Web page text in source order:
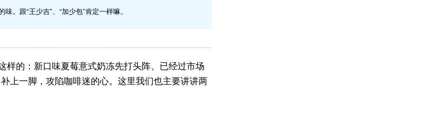
。跟“王少吉”、“加少包”肯定一样嘛。
样的：新口味夏莓意式奶冻先打头阵、已经过市场
上一脚，攻陷咖啡迷的心。这里我们也主要讲讲两